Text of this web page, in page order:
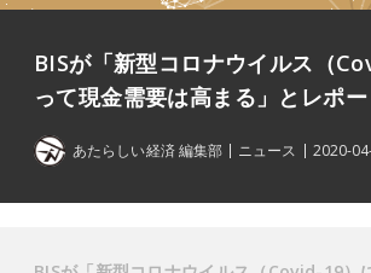
BISが「新型コロナウイルス（
って現金需要は高まる」とレポ
あたらしい経済 編集部 ニュース 2020-